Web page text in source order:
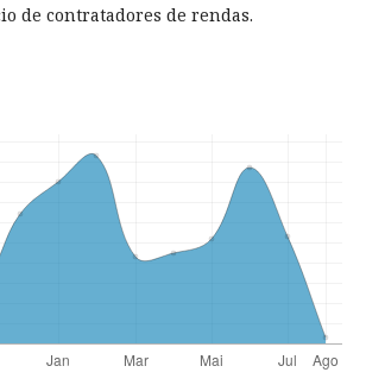
de contratadores de rendas.